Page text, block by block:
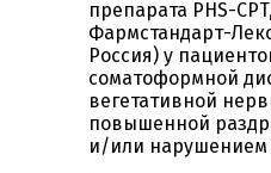
препарата PHS-
Фармстандарт-
Россия) у
соматоформной
вегетативной
повышенной
и/или нарушением